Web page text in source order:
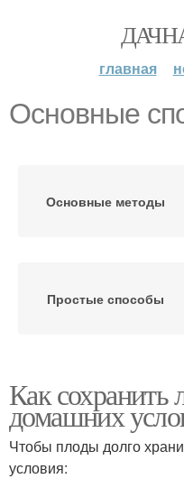
главная
Основные
Основные методы
Простые способы
Неправильные способы
Как сохранить
домашних
Чтобы плоды долго
условия: